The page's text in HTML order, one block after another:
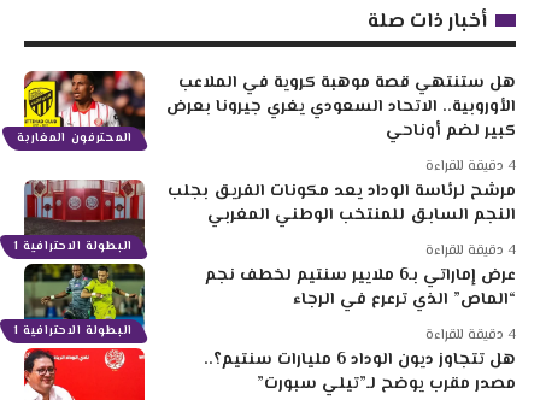
أخبار ذات صلة
المحترفون المغاربة
هل ستنتهي قصة موهبة كروية في الملاعب
الأوروبية.. الاتحاد السعودي يغري جيرونا بعرض
كبير لضم أوناحي
البطولة الاحترافية 1
مرشح لرئاسة الوداد يعد مكونات الفريق بجلب
النجم السابق للمنتخب الوطني المغربي
البطولة الاحترافية 1
عرض إماراتي بـ6 ملايير سنتيم لخطف نجم
“الماص” الذي ترعرع في الرجاء
هل تتجاوز ديون الوداد 6 مليارات سنتيم؟..
مصدر مقرب يوضح لـ”تيلي سبورت”